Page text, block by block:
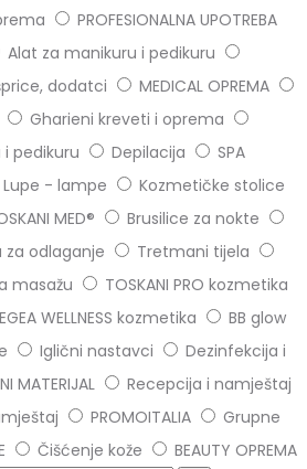
PROFESIONALNA UPOTREBA
Alat za manikuru i pedikuru
dodatci
MEDICAL OPREMA
Gharieni kreveti i oprema
pedikuru
Depilacija
SPA
Lupe - lampe
Kozmetičke stolice
MED®️
Brusilice za nokte
za odlaganje
Tretmani tijela
masažu
TOSKANI PRO kozmetika
WELLNESS kozmetika
BB glow
Iglični nastavci
Dezinfekcija i
MATERIJAL
Recepcija i namještaj
PROMOITALIA
Grupne
Čišćenje kože BEAUTY OPREMA